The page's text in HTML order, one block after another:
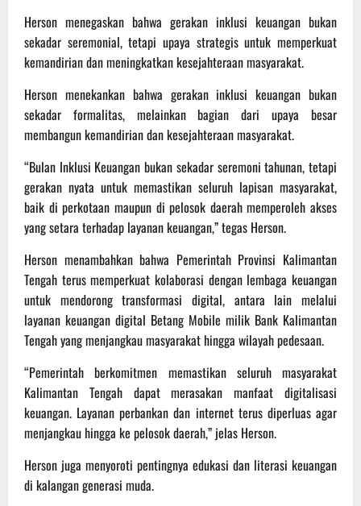
Herson menegaskan bahwa gerakan inklusi keuangan bukan
sekadar seremonial, tetapi upaya strategis untuk memperkuat
kemandirian dan meningkatkan kesejahteraan masyarakat.
Herson menekankan bahwa gerakan inklusi keuangan bukan
sekadar formalitas, melainkan bagian dari upaya besar
membangun kemandirian dan kesejahteraan masyarakat.
“Bulan Inklusi Keuangan bukan sekadar seremoni tahunan, tetapi
gerakan nyata untuk memastikan seluruh lapisan masyarakat,
baik di perkotaan maupun di pelosok daerah memperoleh akses
yang setara terhadap layanan keuangan,” tegas Herson.
Herson menambahkan bahwa Pemerintah Provinsi Kalimantan
Tengah terus memperkuat kolaborasi dengan lembaga keuangan
untuk mendorong transformasi digital, antara lain melalui
layanan keuangan digital Betang Mobile milik Bank Kalimantan
Tengah yang menjangkau masyarakat hingga wilayah pedesaan.
“Pemerintah berkomitmen memastikan seluruh masyarakat
Kalimantan Tengah dapat merasakan manfaat digitalisasi
keuangan. Layanan perbankan dan internet terus diperluas agar
menjangkau hingga ke pelosok daerah,” jelas Herson.
Herson juga menyoroti pentingnya edukasi dan literasi keuangan
di kalangan generasi muda.